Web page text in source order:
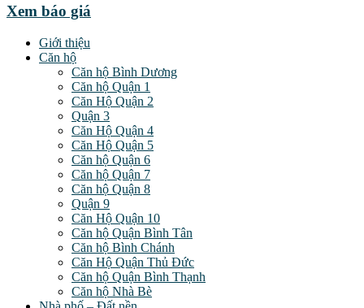
Xem báo giá
Giới thiệu
Căn hộ
Căn hộ Bình Dương
Căn hộ Quận 1
Căn Hộ Quận 2
Quận 3
Căn Hộ Quận 4
Căn Hộ Quận 5
Căn hộ Quận 6
Căn hộ Quận 7
Căn hộ Quận 8
Quận 9
Căn Hộ Quận 10
Căn hộ Quận Bình Tân
Căn hộ Bình Chánh
Căn Hộ Quận Thủ Đức
Căn hộ Quận Bình Thạnh
Căn hộ Nhà Bè